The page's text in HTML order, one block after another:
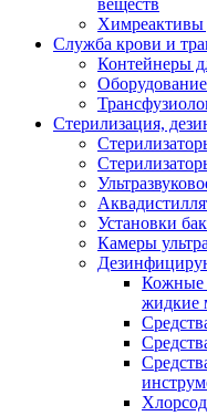
веществ
Химреактивы
Служба крови и
Контейнеры
Стерилизация,
Установки
Камеры
Кожные
жидкие